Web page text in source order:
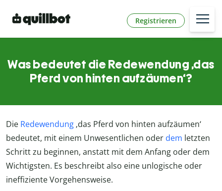
Registrieren
Was bedeutet die Redewendung ‚das
Pferd von hinten aufzäumen‘?
Die Redewendung ‚das Pferd von hinten aufzäumen‘
bedeutet, mit einem Unwesentlichen oder dem letzten
Schritt zu beginnen, anstatt mit dem Anfang oder dem
Wichtigsten. Es beschreibt also eine unlogische oder
ineffiziente Vorgehensweise.